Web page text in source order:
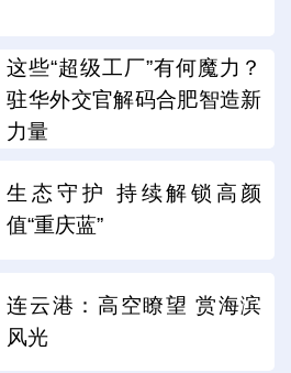
这些“超级工厂”有何魔力？
驻华外交官解码合肥智造新
力量
生态守护 持续解锁高颜
值“重庆蓝”
连云港：高空瞭望 赏海滨
风光